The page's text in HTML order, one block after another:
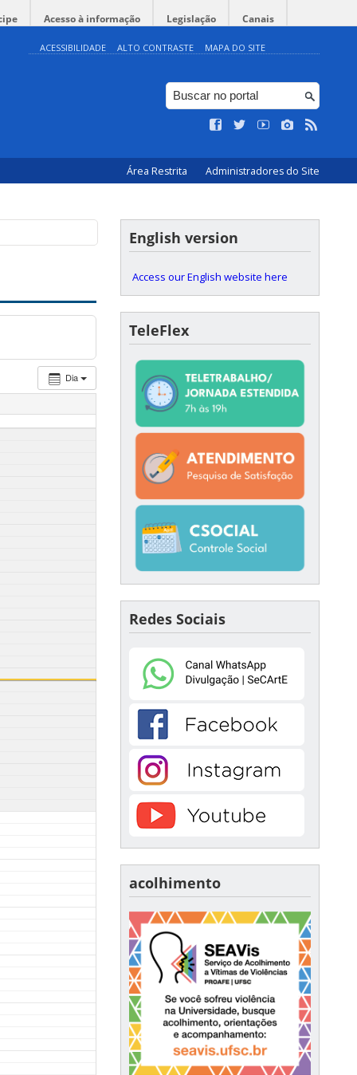
Acesso à informação Legislação Canais
ACESSIBILIDADE ALTO CONTRASTE MAPA DO SITE
Área Restrita Administradores do Site
Dia
English version
Access our English website here
TeleFlex
Redes Sociais
acolhimento